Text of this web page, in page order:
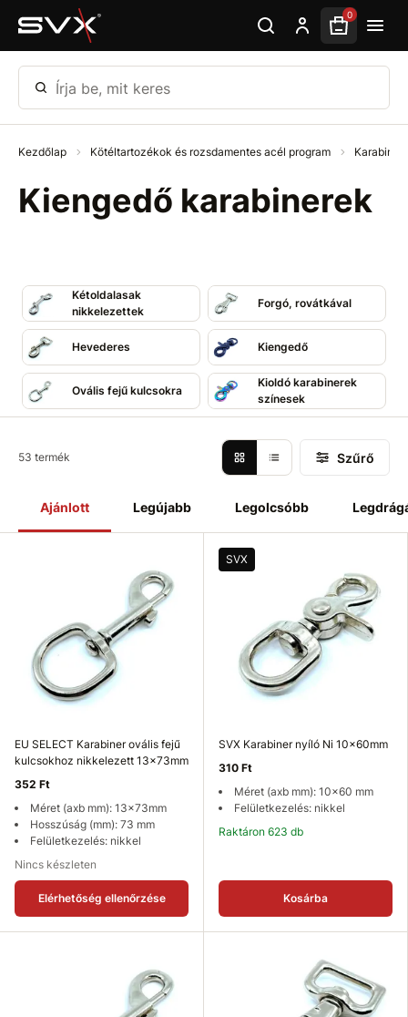
Ugrás az oldal fő részéhez 0
Írja be, mit keres
Kezdőlap Kötéltartozékok és rozsdamentes acél program
Kiengedő karabinerek
Kétoldalasak
nikkelezettek
Forgó, rovátkával
Hevederes Kiengedő
Ovális fejű kulcsokra
Kioldó karabinerek
színesek
Ajánlott Legújabb Legolcsóbb
53 termék Szűrő
EU SELECT Karabiner ovális fejű
kulcsokhoz nikkelezett 13x73mm
352 Ft
Méret (axb mm): 13x73mm
Hosszúság (mm): 73 mm
Felületkezelés: nikkel
Nincs készleten
Elérhetőség ellenőrzése
SVX
SVX Karabiner nyíló Ni 10x60mm
310 Ft
Méret (axb mm): 10x60 mm
Felületkezelés: nikkel
Raktáron 623 db
Kosárba